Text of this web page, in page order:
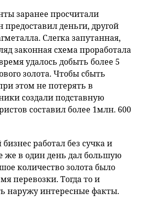
заранее просчитали
деньги, другой
Слегка запутанная,
законная схема проработала
удалось добыть более 5
золота. Чтобы сбыть
этом не потерять в
создали подставную
составил более 1млн. 600
работал без сучка и
же в один день дал большую
количество золота было
перевозки. Тогда то и
наружу интересные факты.